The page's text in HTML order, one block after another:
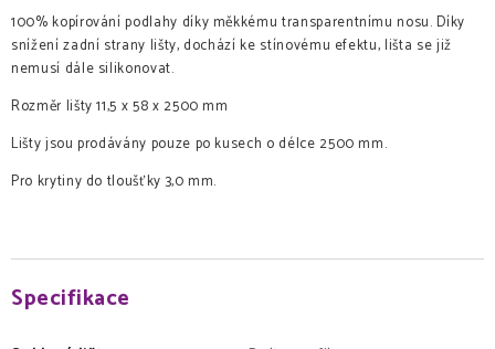
100% kopírování podlahy díky měkkému transparentnímu nosu. Díky
snížení zadní strany lišty, dochází ke stínovému efektu, lišta se již
nemusí dále silikonovat.
Rozměr lišty 11,5 x 58 x 2500 mm
Lišty jsou prodávány pouze po kusech o délce 2500 mm.
Pro krytiny do tloušťky 3,0 mm.
Specifikace